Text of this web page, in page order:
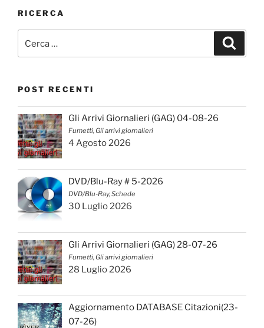
RICERCA
POST RECENTI
Gli Arrivi Giornalieri (GAG) 04-08-26
Fumetti, Gli arrivi giornalieri
4 Agosto 2026
DVD/Blu-Ray # 5-2026
DVD/Blu-Ray, Schede
30 Luglio 2026
Gli Arrivi Giornalieri (GAG) 28-07-26
Fumetti, Gli arrivi giornalieri
28 Luglio 2026
Aggiornamento DATABASE Citazioni(23-
07-26)